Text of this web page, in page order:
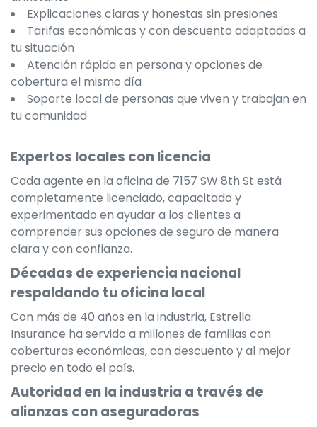
Explicaciones claras y honestas sin presiones
Tarifas económicas y con descuento adaptadas a
tu situación
Atención rápida en persona y opciones de
cobertura el mismo día
Soporte local de personas que viven y trabajan en
tu comunidad
Expertos locales con licencia
Cada agente en la oficina de 7157 SW 8th St está
completamente licenciado, capacitado y
experimentado en ayudar a los clientes a
comprender sus opciones de seguro de manera
clara y con confianza.
Décadas de experiencia nacional
respaldando tu oficina local
Con más de 40 años en la industria, Estrella
Insurance ha servido a millones de familias con
coberturas económicas, con descuento y al mejor
precio en todo el país.
Autoridad en la industria a través de
alianzas con aseguradoras